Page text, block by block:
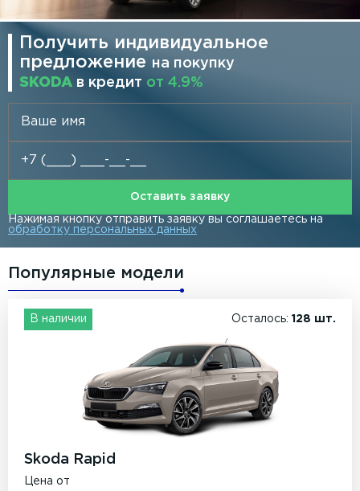
Получить индивидуальное
предложение на покупку
SKODA в кредит от 4.9%
Оставить заявку
Нажимая кнопку отправить заявку вы соглашаетесь на
обработку персональных данных
Популярные модели
В наличии Осталось: 128 шт.
Skoda Rapid
Цена от